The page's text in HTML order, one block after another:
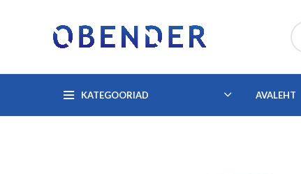
KATEGOORIAD AVALEHT